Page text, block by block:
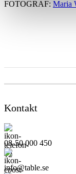
FOTOGRAF: Maria
Kontakt
08-50 000 450
info@table.se